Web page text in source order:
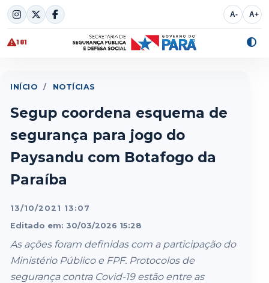
Skip
to
content
A- A+
181
INÍCIO / NOTÍCIAS
Segup coordena esquema de
segurança para jogo do
Paysandu com Botafogo da
Paraíba
13/10/2021 13:07
Editado em: 30/03/2026 15:28
As ações foram definidas com a participação do
Ministério Público e FPF. Protocolos de
segurança contra Covid-19 estão entre as